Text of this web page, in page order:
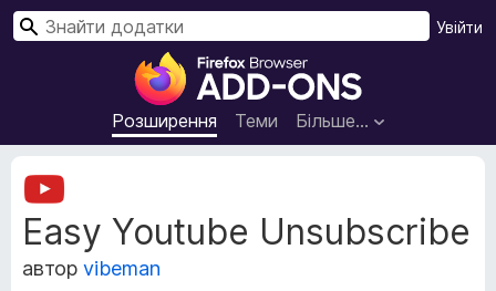
Д
о
д
а
и
Розширення Теми Більше…
Увійти
П
Easy Youtube Unsubscribe
автор vibeman
М
е
т
а
д